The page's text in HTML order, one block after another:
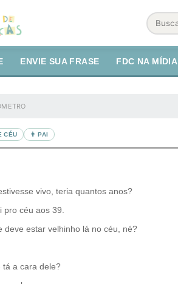
Buscar
ENVIE SUA FRASE FDC NA MÍDIA
CÉU 👨 PAI
vivo, teria quantos anos?
pro céu aos 39.
deve estar velhinho lá no céu, né?
tá a cara dele?